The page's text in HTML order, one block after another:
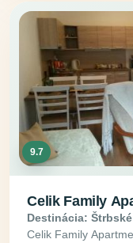
9.7
Celik Family
Destinácia:
Celik Family